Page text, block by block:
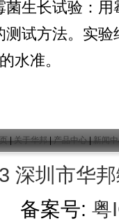
菌生长试验：
测试方法。实
水准。
|关于华邦|产品中心|新闻
深圳市华
备案号: 粤